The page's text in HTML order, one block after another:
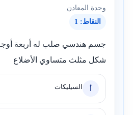
وحدة المعادن
النقاط: 1
جسم هندسي صلب له أربعة
شكل مثلث متساوي الأضلاع
أ السيليكات